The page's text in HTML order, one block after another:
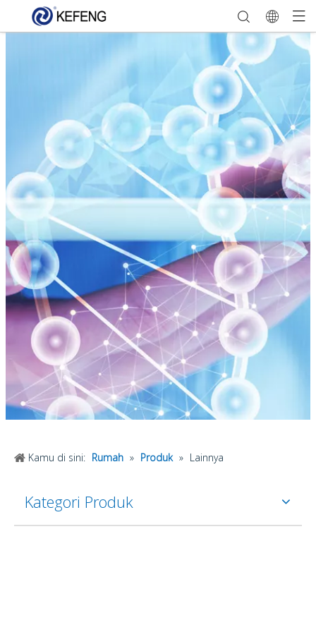
Kamu di sini: Rumah » Produk » Lainnya
Kategori Produk